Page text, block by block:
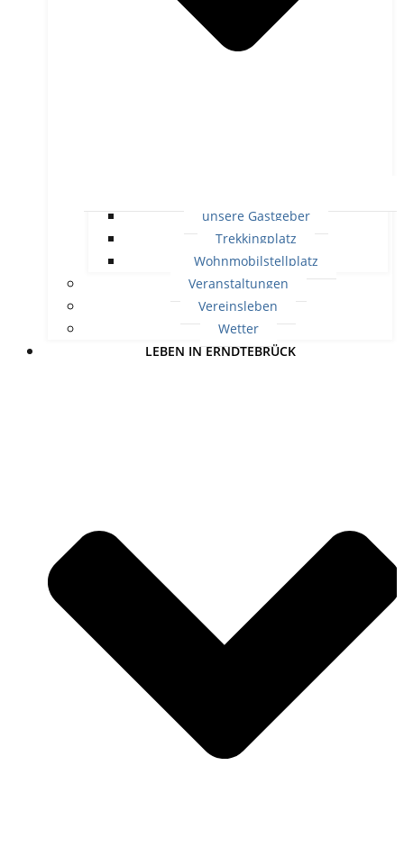
unsere Gastgeber
Trekkingplatz
Wohnmobilstellplatz
Veranstaltungen
Vereinsleben
Wetter
LEBEN IN ERNDTEBRÜCK